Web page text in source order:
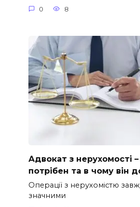
0 8
Адвокат з нерухомості –
потрібен та в чому він
Операції з нерухомістю
значними